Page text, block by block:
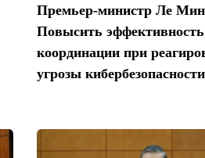
Премьер-министр Ле
Повысить эффективность
координации при
угрозы кибербезопасности